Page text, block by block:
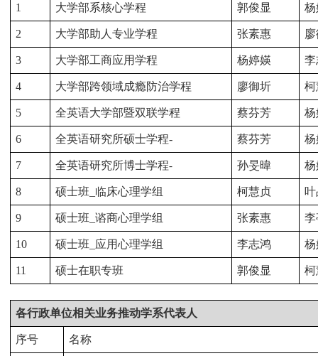
1
大学部系核心学程 郭俊显 杨
2 大学部助人专业学程 张素惠
3 大学部工商应用学程 杨婷媖 李
4 大学部跨领域成瘾防治学程 廖御圻 柯
5 全英语大学部暨双联学程 蔡芬芳 杨
6 全英语研究所硕士学程- 蔡芬芳 杨
7 全英语研究所博士学程- 孙旻暐 杨
8 硕士班_ 临床心理学组 柯慧贞
9 硕士班_ 谘商心理学组 张素惠 李
10 硕士班_ 应用心理学组 李志鸿 杨
11 硕士在职专班 郭俊显 柯
各行政单位相关业务推动学系代表人
序号 名称